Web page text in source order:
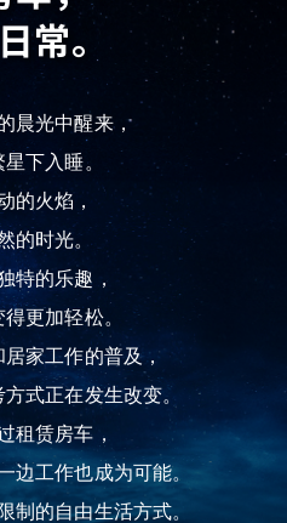
常。
晨光中醒来，
下入睡。
的火焰，
的时光。
特的乐趣，
更加轻松。
家工作的普及，
式正在发生改变。
租赁房车，
边工作也成为可能。
制的自由生活方式。